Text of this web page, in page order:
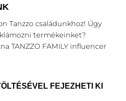
Tanzzo családunkhoz! Úgy
termékeinket?
TANZZO FAMILY influencer
FEJEZHETI KI